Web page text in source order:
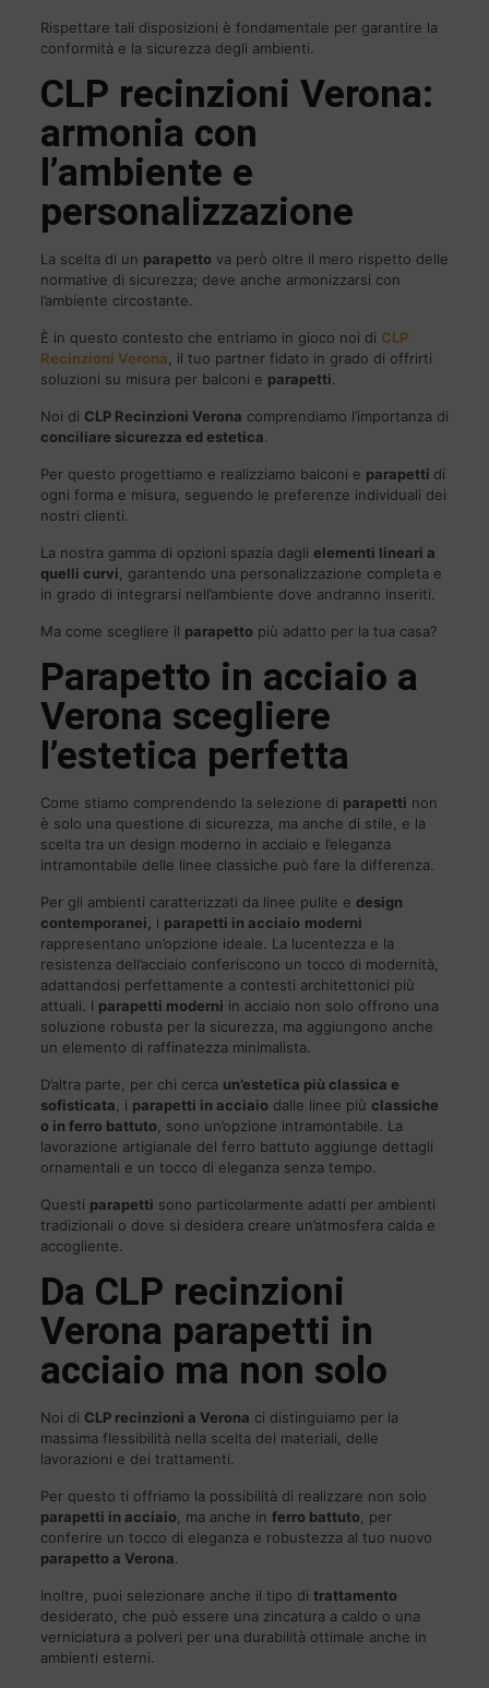
Rispettare tali disposizioni è fondamentale per garantire la
conformità e la sicurezza degli ambienti.
CLP recinzioni Verona:
armonia con
l’ambiente e
personalizzazione
La scelta di un parapettova però oltre il mero rispetto delle
normative di sicurezza; deve anche armonizzarsi con
l’ambiente circostante.
È in questo contesto che entriamo in gioco noi di CLP
Recinzioni Verona , il tuo partner fidato in grado di offrirti
soluzioni su misura per balconi e parapetti
Noi di CLPRecinzioni Verona comprendiamo l’importanza di
conciliare sicurezza ed estetica
Per questo progettiamo e realizziamo balconi e parapetti di
ogni forma e misura, seguendo le preferenze individuali dei
nostri clienti.
La nostra gamma di opzioni spazia dagli elementi lineari a
quelli curvi , garantendo una personalizzazione completa e
in grado di integrarsi nell’ambiente dove andranno inseriti.
Ma come scegliere il parapettopiù adatto per la tua casa?
Parapetto in acciaio a
Verona scegliere
l’estetica perfetta
Come stiamo comprendendo la selezione di parapetti non
è solo una questione di sicurezza, ma anche di stile, e la
scelta tra un design moderno in acciaio e l’eleganza
intramontabile delle linee classiche può fare la differenza.
Per gli ambienti caratterizzati da linee pulite e design
contemporanei,
i parapetti in acciaio moderni
rappresentano un’opzione ideale. La lucentezza e la
resistenza dell’acciaio conferiscono un tocco di modernità,
adattandosi perfettamente a contesti architettonici più
attuali. I parapetti moderni in acciaio non solo offrono una
soluzione robusta per la sicurezza, ma aggiungono anche
un elemento di raffinatezza minimalista.
D’altra parte, per chi cerca un’estetica più classica e
sofisticata , i parapetti in acciaiodalle linee più classiche
o in ferro battuto, sono un’opzione intramontabile. La
lavorazione artigianale del ferro battuto aggiunge dettagli
ornamentali e un tocco di eleganza senza tempo.
Questi parapetti sono particolarmente adatti per ambienti
tradizionali o dove si desidera creare un’atmosfera calda e
accogliente.
Da CLP recinzioni
Verona parapetti in
acciaio ma non solo
Noi di CLPrecinzioni a Verona ci distinguiamo per la
massima flessibilità nella scelta dei materiali, delle
lavorazioni e dei trattamenti.
Per questo ti offriamo la possibilità di realizzare non solo
parapetti in acciaio, ma anche in ferro battuto, per
conferire un tocco di eleganza e robustezza al tuo nuovo
parapetto a Verona
Inoltre, puoi selezionare anche il tipo di trattamento
desiderato, che può essere una zincatura a caldo o una
verniciatura a polveri per una durabilità ottimale anche in
ambienti esterni.